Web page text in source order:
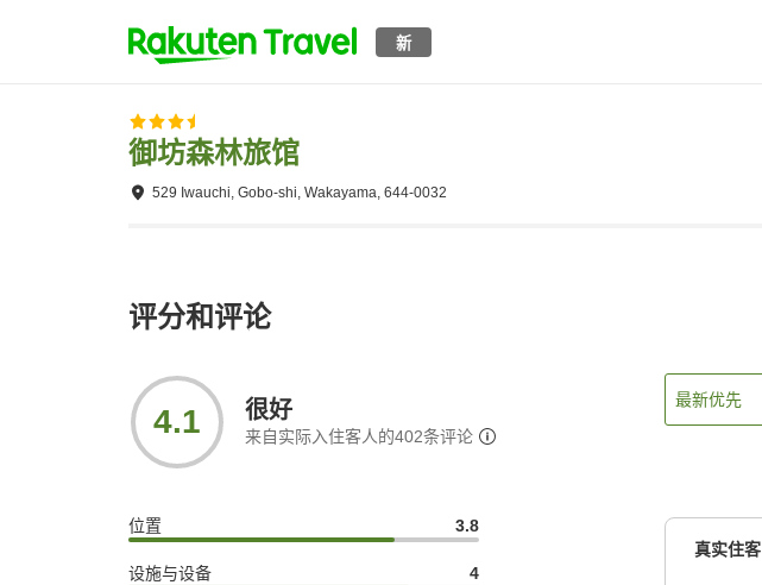
新
御坊森林旅馆
529 Iwauchi, Gobo-shi, Wakayama, 644-0032
评分和评论
4.1 很好
来自实际入住客人的402条评论
位置 3.8
设施与设备 4
最新优先
真实住客